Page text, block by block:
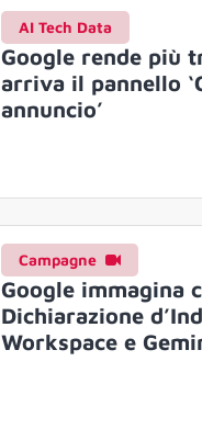
AI Tech Data
Google rende più
arriva il pannello
annuncio’
Campagne
Google immagina
Dichiarazione
Workspace e